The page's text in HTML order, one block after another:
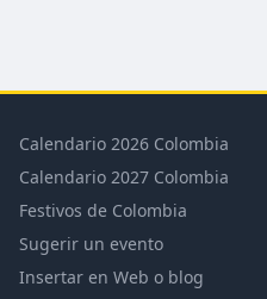
Calendario 2026 Colombia
Calendario 2027 Colombia
Festivos de Colombia
Sugerir un evento
Insertar en Web o blog